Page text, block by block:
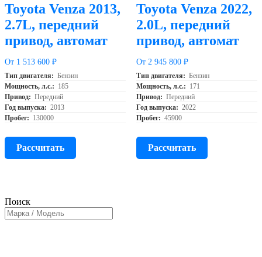
Toyota Venza 2013,
2.7L, передний
привод, автомат
От 1 513 600 ₽
Тип двигателя: Бензин
Мощность, л.с.: 185
Привод: Передний
Год выпуска: 2013
Пробег: 130000
Рассчитать
Toyota Venza 2022,
2.0L, передний
привод, автомат
От 2 945 800 ₽
Тип двигателя: Бензин
Мощность, л.с.: 171
Привод: Передний
Год выпуска: 2022
Пробег: 45900
Рассчитать
Поиск